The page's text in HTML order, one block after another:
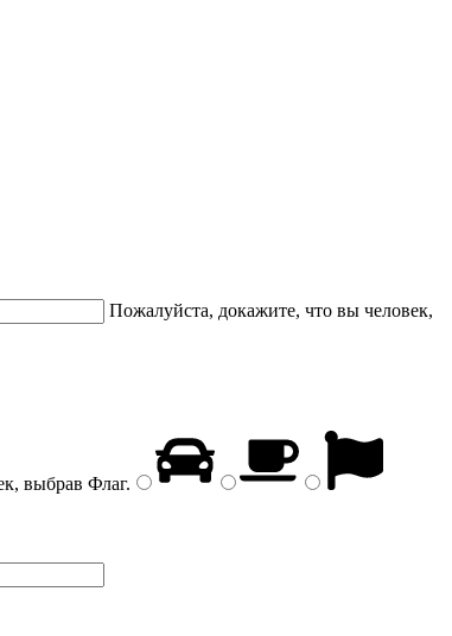
Пожалуйста, докажите, что вы человек,
выбрав Флаг.